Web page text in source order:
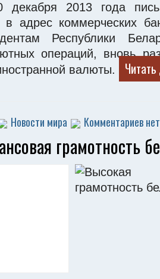
декабря 2013 года
в адрес коммерческих
Республики
операций, вновь
валюты.
Новости мира Комментариев
грамотность